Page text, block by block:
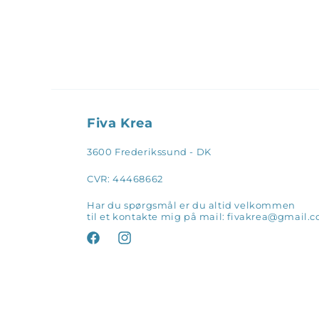
Fiva Krea
3600 Frederikssund - DK
CVR: 44468662
Har du spørgsmål er du altid velkommen
til et kontakte mig på mail:
FacebookInstagram